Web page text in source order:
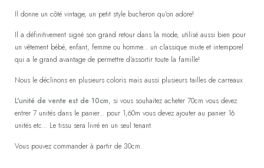
Il donne un côté vintage, un petit style bucheron qu'on adore!
Il a définitivement signé son grand retour dans la mode, utilisé aussi bien pour
un vêtement bébé, enfant, femme ou homme... un classique mixte et intemporel
qui a le grand avantage de permettre d'assortir toute la famille!
Nous le déclinons en plusieurs coloris mais aussi plusieurs tailles de carreaux.
L'unité de vente est de 10cm, si vous souhaitez acheter 70cm vous devez
entrer 7 unités dans le panier... pour 1,60m vous devez ajouter au panier 16
unités etc... Le tissu sera livré en un seul tenant.
Vous pouvez commander à partir de 30cm.